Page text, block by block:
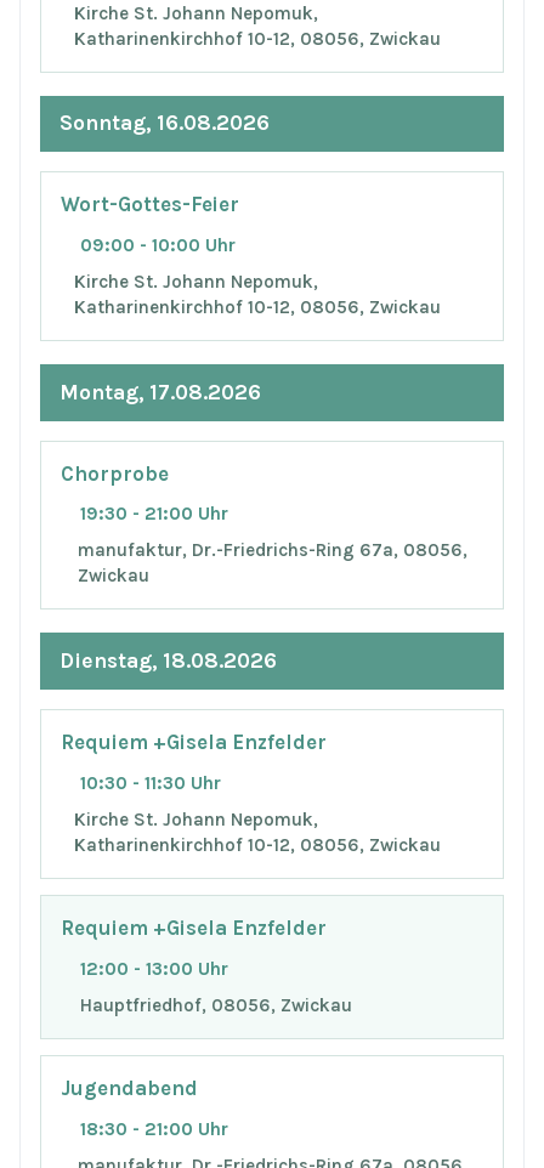
Kirche St. Johann Nepomuk,
Katharinenkirchhof 10-12, 08056, Zwickau
Sonntag, 16.08.2026
Wort-Gottes-Feier
09:00 - 10:00 Uhr
Kirche St. Johann Nepomuk,
Katharinenkirchhof 10-12, 08056, Zwickau
Montag, 17.08.2026
Chorprobe
19:30 - 21:00 Uhr
manufaktur, Dr.-Friedrichs-Ring 67a, 08056,
Zwickau
Dienstag, 18.08.2026
Requiem +Gisela Enzfelder
10:30 - 11:30 Uhr
Kirche St. Johann Nepomuk,
Katharinenkirchhof 10-12, 08056, Zwickau
Requiem +Gisela Enzfelder
12:00 - 13:00 Uhr
Hauptfriedhof, 08056, Zwickau
Jugendabend
18:30 - 21:00 Uhr